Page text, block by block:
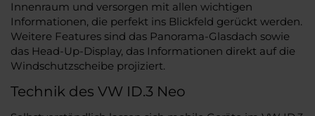
Innenraum und versorgen mit allen wichtigen
Informationen, die perfekt ins Blickfeld gerückt werden.
Weitere Features sind das Panorama-Glasdach sowie
das Head-Up-Display, das Informationen direkt auf die
Windschutzscheibe projiziert.
Technik des VW ID.3 Neo